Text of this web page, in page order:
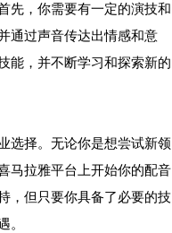
先，你需要有一定的演技和
通过声音传达出情感和意
能，并不断学习和探索新的
选择。无论你是想尝试新领
马拉雅平台上开始你的配音
，但只要你具备了必要的技
。